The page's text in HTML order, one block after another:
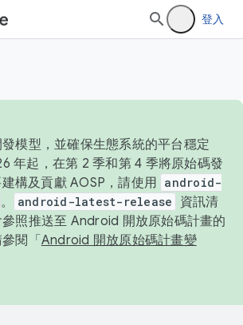
登入
模型，並確保生態系統的平台穩定
年起，在第 2 季和第 4 季將原始碼發
構及貢獻 AOSP，請使用 android-
。 android-latest-release
資訊清
照推送至 Android 開放原始碼計畫的
閱「 Android 開放原始碼計畫變